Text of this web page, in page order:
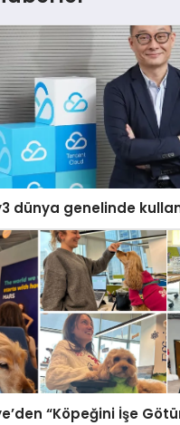
dünya genelinde
“Köpeğini İşe